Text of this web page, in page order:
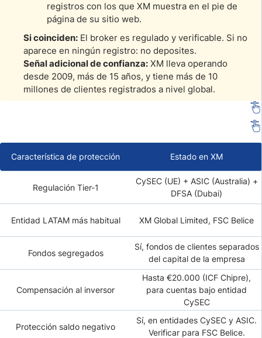
registros con los que XM muestra en el pie de
página de su sitio web.
Si coinciden: El broker es regulado y verificable. Si no
aparece en ningún registro: no deposites.
Señal adicional de confianza: XM lleva operando
desde 2009, más de 15 años, y tiene más de 10
millones de clientes registrados a nivel global.
Característica de protección Estado en XM
Regulación Tier-1
CySEC (UE) + ASIC (Australia) +
DFSA (Dubai)
Entidad LATAM más habitual XM Global Limited, FSC Belice
Fondos segregados
Sí, fondos de clientes separados
del capital de la empresa
Compensación al inversor
Hasta €20.000 (ICF Chipre),
para cuentas bajo entidad
CySEC
Protección saldo negativo
Sí, en entidades CySEC y ASIC.
Verificar para FSC Belice.